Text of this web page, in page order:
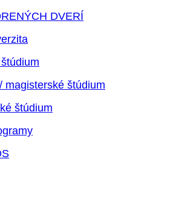
DVERÍ
magisterské štúdium
štúdium